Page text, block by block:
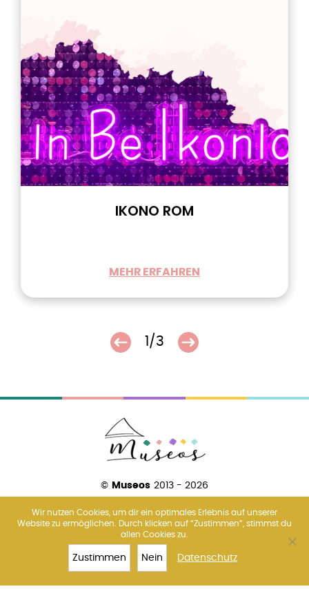
IKONO ROM
MEHR ERFAHREN
1/3
KOLOSSEUM
© Museos 2013 - 2026
Amsterdam Barcelona
Florenz
Madrid
Paris Rom Venedig
Wir nutzen Cookies, um dir ein optimales Erlebnis auf unserer
Website zu ermöglichen. Durch klicken auf “Zustimmen”, stimmst du
allen Cookies zu.
Zustimmen Nein Datenschutz